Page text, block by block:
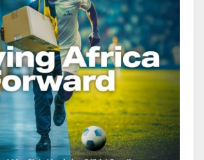
Gabon : Ismaël Bonkoungou, le
Directeur général en visite
d’inspection des grands chantiers
routiers d’EBOMAF BTP Gabon
dans la Ngounié
Gabon : Les paiements d’intérêts
de la dette absorbent 20 à 30 % des
recettes, tandis que le service
total pourrait atteindre 80 à 115 %